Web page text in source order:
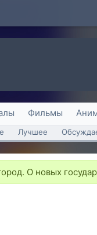
Фильмы
Лучшее
О новых